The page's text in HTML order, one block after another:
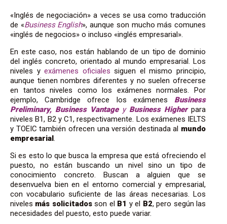
«Inglés de negociación» a veces se usa como traducción
de «Business English», aunque son mucho más comunes
«inglés de negocios» o incluso «inglés empresarial».
En este caso, nos están hablando de un tipo de dominio
del inglés concreto, orientado al mundo empresarial. Los
niveles yexámenes oficiales siguen el mismo principio,
aunque tienen nombres diferentes y no suelen ofrecerse
en tantos niveles como los exámenes normales. Por
ejemplo, Cambridge ofrece los exámenes Business
Preliminary, Business Vantage y Business Higherpara
niveles B1, B2 y C1, respectivamente. Los exámenes IELTS
y TOEIC también ofrecen una versión destinada al mundo
empresarial
Si es esto lo que busca la empresa que está ofreciendo el
puesto, no están buscando un nivel sino un tipo de
conocimiento concreto. Buscan a alguien que se
desenvuelva bien en el entorno comercial y empresarial,
con vocabulario suficiente de las áreas necesarias. Los
niveles más solicitadosson el B1 y el B2, pero según las
necesidades del puesto, esto puede variar.